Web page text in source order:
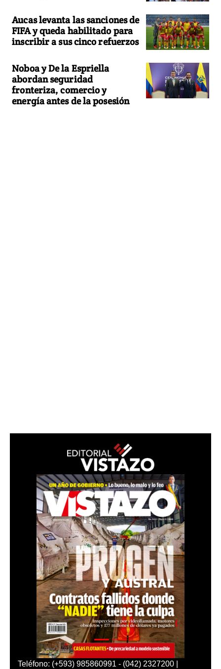
Aucas levanta las sanciones de
FIFA y queda habilitado para
inscribir a sus cinco refuerzos
Noboa y De la Espriella
abordan seguridad
fronteriza, comercio y
energía antes de la posesión
Teléfono: (+593) 985860991 - (042) 2327200 |